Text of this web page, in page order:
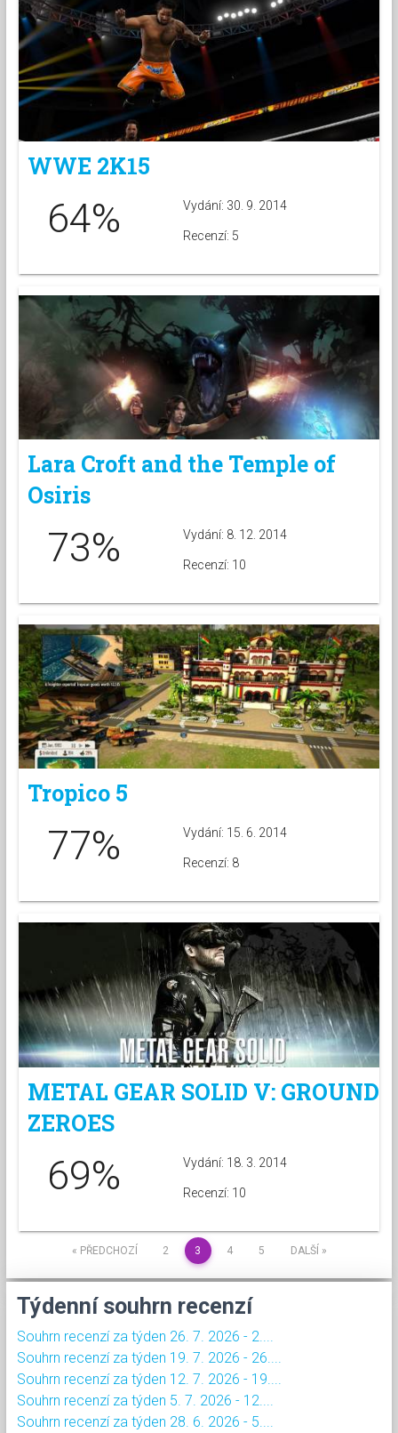
WWE 2K15
64% Vydání: 30. 9. 2014
Recenzí: 5
Lara Croft and the Temple of
Osiris
73% Vydání: 8. 12. 2014
Recenzí: 10
Tropico 5
77% Vydání: 15. 6. 2014
Recenzí: 8
METAL GEAR SOLID V: GROUND
ZEROES
69% Vydání: 18. 3. 2014
Recenzí: 10
« PŘEDCHOZÍ 2 3 4 5 DALŠÍ »
Týdenní souhrn recenzí
Souhrn recenzí za týden 26. 7. 2026 - 2....
Souhrn recenzí za týden 19. 7. 2026 - 26....
Souhrn recenzí za týden 12. 7. 2026 - 19....
Souhrn recenzí za týden 5. 7. 2026 - 12....
Souhrn recenzí za týden 28. 6. 2026 - 5....